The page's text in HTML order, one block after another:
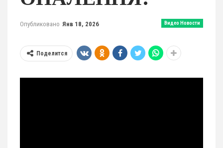
Видео Новости
Опубликовано Янв 18, 2026
Поделится